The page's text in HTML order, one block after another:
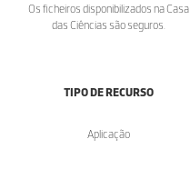
Os ficheiros disponibilizados na Casa
das Ciências são seguros.
TIPO DE RECURSO
Aplicação